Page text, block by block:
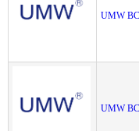
UMW
UMW